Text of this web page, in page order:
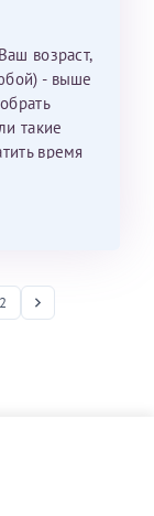
возраст,
- выше
такие
время